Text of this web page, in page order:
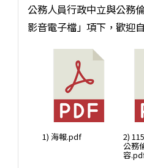
公務人員行政中立與公務
影音電子檔」項下，歡迎
1) 海報.pdf 2)
公務
容